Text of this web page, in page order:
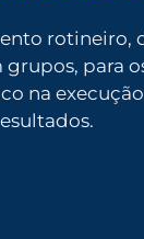
rotineiro,
para
na